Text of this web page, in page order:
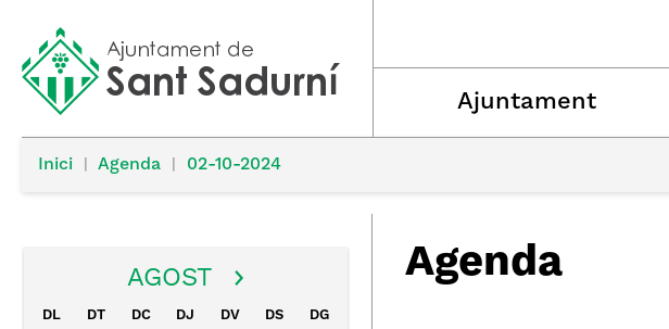
Ajuntament
Inici Agenda 02-10-2024
AGOST
DL DT DC DJ DV DS DG
Agenda